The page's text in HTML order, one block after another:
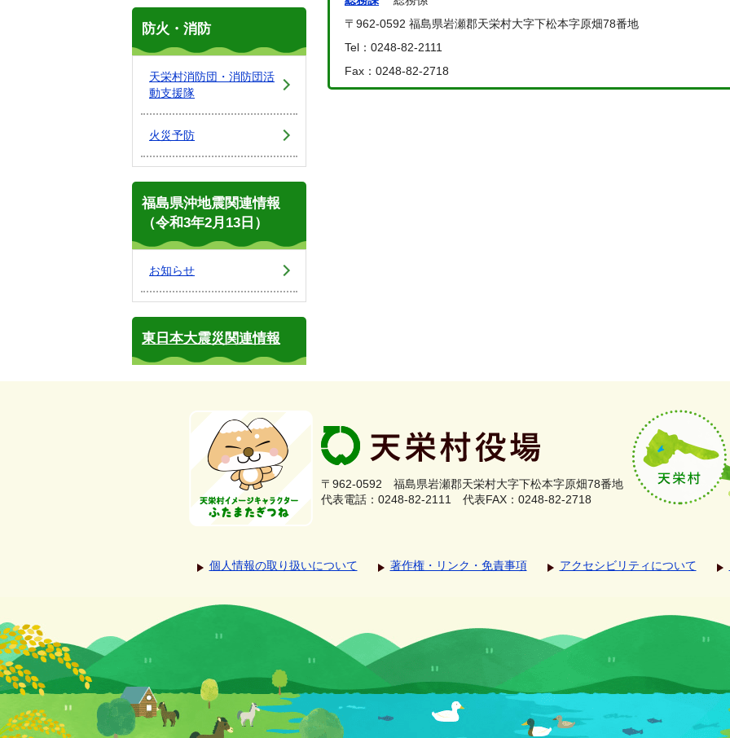
防火・消防
天栄村消防団・消防団活
動支援隊
火災予防
福島県沖地震関連情報
（令和3年2月13日）
お知らせ
東日本大震災関連情報
〒962-0592 福島県岩瀬郡天栄村大字下松本字原畑78番地
Tel：0248-82-2111
Fax：0248-82-2718
〒962-0592 福島県岩瀬郡天栄村大字下松本字原畑78番地
代表電話：0248-82-2111 代表FAX：0248-82-2718
個人情報の取り扱いについて 著作権・リンク・免責事項 アクセシビリティについて